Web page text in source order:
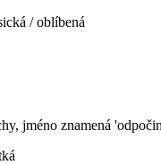
/ oblíbená
jméno znamená